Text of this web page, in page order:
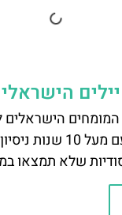
המומחים
וחבל אנדלוסיה עם
שלא תמצאו